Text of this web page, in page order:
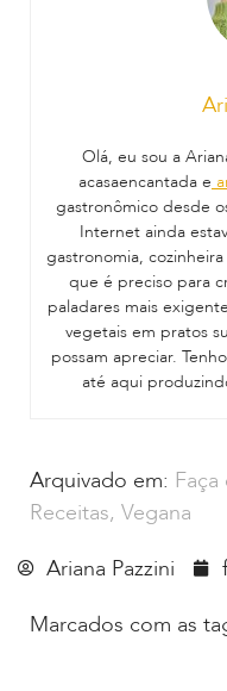
Olá, eu sou a
acasaencantada e
gastronômico desde
Internet ainda
gastronomia,
que é preciso para
paladares mais
vegetais em pratos
possam apreciar.
até aqui
Arquivado em: Faça
Receitas, Vegana
Ariana Pazzini
Marcados com as